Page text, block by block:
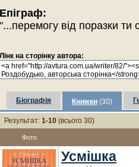
Епіграф:
"...перемогу від поразки ти
Лінк на сторінку автора:
Біографія Книжки (30)
Результат: 1-10 (всього 30)
Фото
Усмішка